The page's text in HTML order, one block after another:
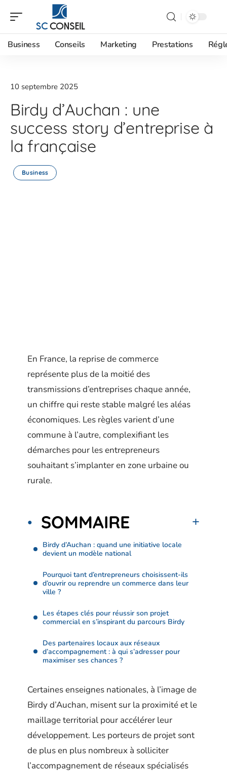
Business Conseils Marketing Prestations
10 septembre 2025
Birdy d’Auchan : une
success story d’entreprise à
la française
Business
En France, la reprise de commerce
représente plus de la moitié des
transmissions d’entreprises chaque année,
un chiffre qui reste stable malgré les aléas
économiques. Les règles varient d’une
commune à l’autre, complexifiant les
démarches pour les entrepreneurs
souhaitant s’implanter en zone urbaine ou
rurale.
SOMMAIRE
Birdy d’Auchan : quand une initiative locale
devient un modèle national
Pourquoi tant d’entrepreneurs choisissent-ils
d’ouvrir ou reprendre un commerce dans leur
ville ?
Les étapes clés pour réussir son projet
commercial en s’inspirant du parcours Birdy
Des partenaires locaux aux réseaux
d’accompagnement : à qui s’adresser pour
maximiser ses chances ?
Certaines enseignes nationales, à l’image de
Birdy d’Auchan, misent sur la proximité et le
maillage territorial pour accélérer leur
développement. Les porteurs de projet sont
de plus en plus nombreux à solliciter
l’accompagnement de réseaux spécialisés